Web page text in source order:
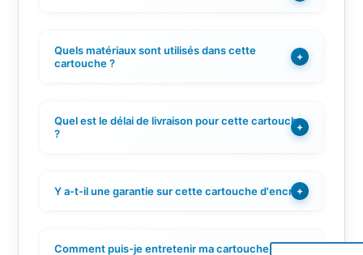
Quels matériaux sont utilisés dans cette
cartouche ?
+
Quel est le délai de livraison pour cette cartouche
?
+
Y a-t-il une garantie sur cette cartouche d'encre ?
+
Comment puis-je entretenir ma cartouche